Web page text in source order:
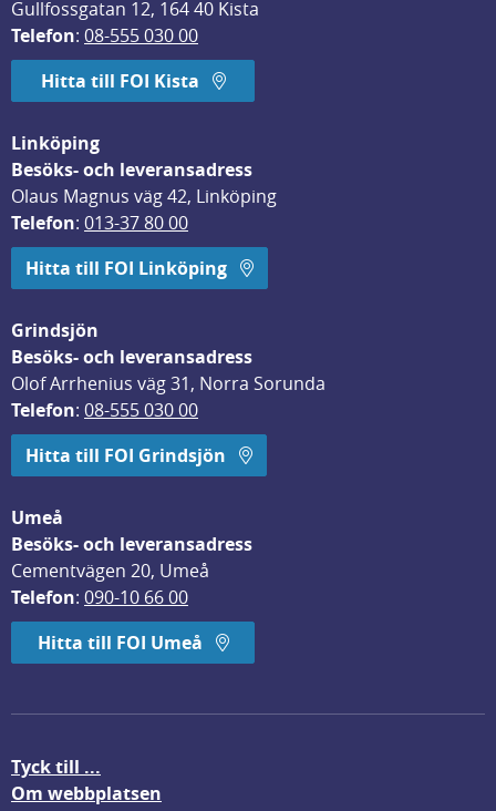
Gullfossgatan 12, 164 40 Kista
Telefon: 08-555 030 00
Hitta till FOI Kista
Linköping
Besöks- och leveransadress
Olaus Magnus väg 42, Linköping
Telefon: 013-37 80 00
Hitta till FOI Linköping
Grindsjön
Besöks- och leveransadress
Olof Arrhenius väg 31, Norra Sorunda
Telefon: 08-555 030 00
Hitta till FOI Grindsjön
Umeå
Besöks- och leveransadress
Cementvägen 20, Umeå
Telefon: 090-10 66 00
Hitta till FOI Umeå
Tyck till ...
Om webbplatsen